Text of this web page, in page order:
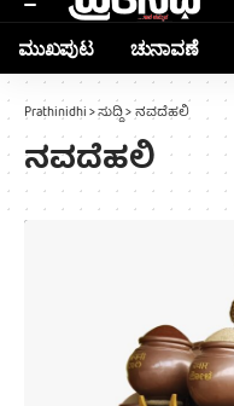
ಮುಖಪುಟ ಚುನಾವಣೆ
Prathinidhi>ಸುದ್ದಿ>ನವದೆಹಲಿ
ನವದೆಹಲಿ